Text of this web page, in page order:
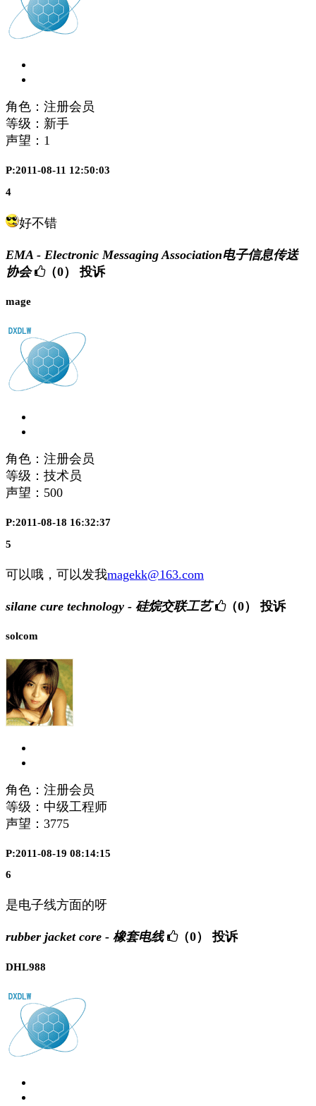
角色：注册会员
等级：新手
声望： 1
P:2011-08-11 12:50:03
4
好不错
EMA - Electronic Messaging Association电子信息传送
协会
（0） 投诉
mage
角色：注册会员
等级：技术员
声望： 500
P:2011-08-18 16:32:37
5
可以哦，可以发我magekk@163.com
silane cure technology - 硅烷交联工艺 （0） 投诉
solcom
角色：注册会员
等级：中级工程师
声望： 3775
P:2011-08-19 08:14:15
6
是电子线方面的呀
rubber jacket core - 橡套电线 （0） 投诉
DHL988